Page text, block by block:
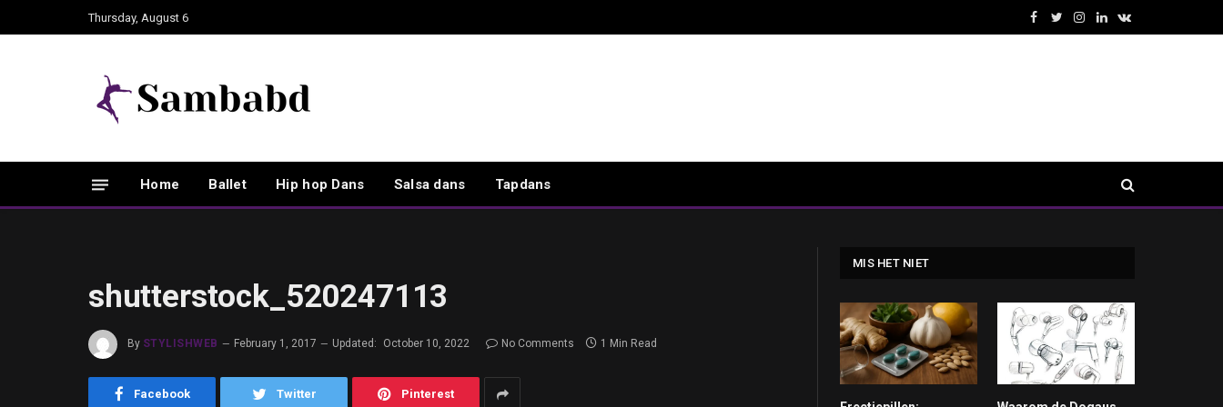
Thursday, August 6
Facebook
TwitterInstagram
LinkedInVKontakte
Home Ballet Hip hop Dans Salsa dans Tapdans
shutterstock_520247113
By STYLISHWEB February 1, 2017 Updated: October 10, 2022 No Comments 1 Min Read
Facebook Twitter Pinterest
MIS HET NIET